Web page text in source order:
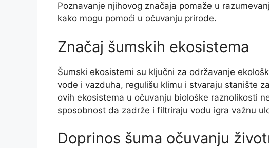
Poznavanje njihovog značaja pomaže u
kako mogu pomoći u očuvanju prirode.
Značaj šumskih ekosistema
Šumski ekosistemi su ključni za održavanje
vode i vazduha, regulišu klimu i stvaraju stanište
ovih ekosistema u očuvanju biološke raznolikosti
sposobnost da zadrže i filtriraju vodu igra važnu
Doprinos šuma očuvanju